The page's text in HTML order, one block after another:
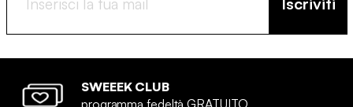
SWEEEK CLUB
programma fedeltà GRATUITO